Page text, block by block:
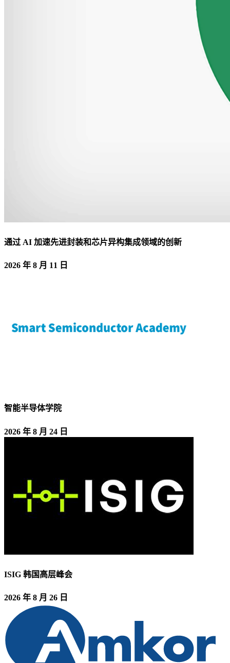
通过 AI 加速先进封装和芯片异构集成领域的创新
2026 年 8 月 11 日
智能半导体学院
2026 年 8 月 24 日
ISIG 韩国高层峰会
2026 年 8 月 26 日